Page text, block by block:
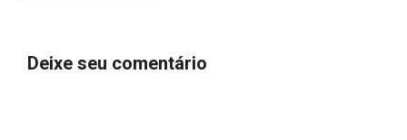
Deixe seu comentário